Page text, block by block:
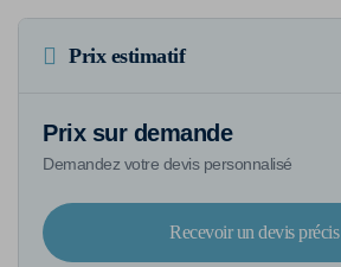
Prix estimatif
Prix sur demande
Demandez votre devis personnalisé
Recevoir un devis précis